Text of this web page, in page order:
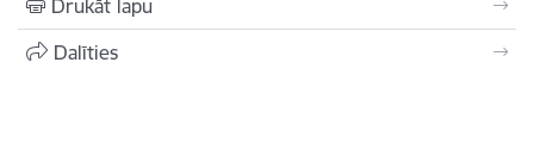
Drukāt lapu
Dalīties